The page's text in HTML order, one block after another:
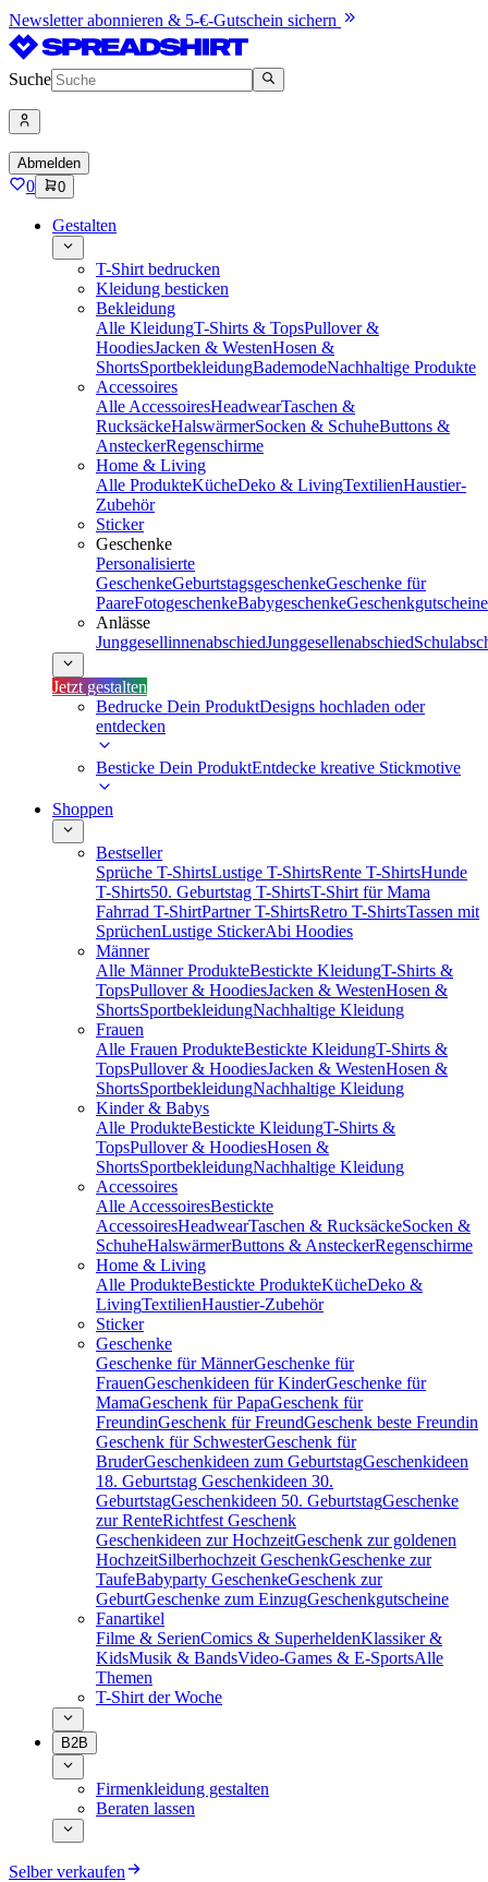
Newsletter abonnieren & 5-€-Gutschein sichern
Suche
Abmelden
0 0
Gestalten
T-Shirt bedrucken
Kleidung besticken
Bekleidung
Alle KleidungT-Shirts & TopsPullover &
HoodiesJacken & WestenHosen &
ShortsSportbekleidungBademodeNachhaltige Produkte
Accessoires
Alle AccessoiresHeadwearTaschen &
RucksäckeHalswärmerSocken & SchuheButtons &
AnsteckerRegenschirme
Home & Living
Alle ProdukteKücheDeko & LivingTextilienHaustier-
Zubehör
Sticker
Geschenke
Personalisierte
GeschenkeGeburtstagsgeschenkeGeschenke für
PaareFotogeschenkeBabygeschenkeGeschenkgutscheine
Anlässe
JunggesellinnenabschiedJunggesellenabschied
Jetzt gestalten
Bedrucke Dein ProduktDesigns hochladen oder
entdecken
Besticke Dein ProduktEntdecke kreative Stickmotive
Shoppen
Bestseller
Sprüche T-ShirtsLustige T-ShirtsRente T-ShirtsHunde
T-Shirts50. Geburtstag T-ShirtsT-Shirt für Mama
Fahrrad T-ShirtPartner T-ShirtsRetro T-ShirtsTassen mit
SprüchenLustige StickerAbi Hoodies
Männer
Alle Männer ProdukteBestickte KleidungT-Shirts &
TopsPullover & HoodiesJacken & WestenHosen &
ShortsSportbekleidungNachhaltige Kleidung
Frauen
Alle Frauen ProdukteBestickte KleidungT-Shirts &
TopsPullover & HoodiesJacken & WestenHosen &
ShortsSportbekleidungNachhaltige Kleidung
Kinder & Babys
Alle ProdukteBestickte KleidungT-Shirts &
TopsPullover & HoodiesHosen &
ShortsSportbekleidungNachhaltige Kleidung
Accessoires
Alle AccessoiresBestickte
AccessoiresHeadwearTaschen & RucksäckeSocken &
SchuheHalswärmerButtons & AnsteckerRegenschirme
Home & Living
Alle ProdukteBestickte ProdukteKücheDeko &
LivingTextilienHaustier-Zubehör
Sticker
Geschenke
Geschenke für MännerGeschenke für
FrauenGeschenkideen für KinderGeschenke für
MamaGeschenk für PapaGeschenk für
FreundinGeschenk für FreundGeschenk beste Freundin
Geschenk für SchwesterGeschenk für
BruderGeschenkideen zum GeburtstagGeschenkideen
18. Geburtstag Geschenkideen 30.
GeburtstagGeschenkideen 50. GeburtstagGeschenke
zur RenteRichtfest Geschenk
Geschenkideen zur HochzeitGeschenk zur goldenen
HochzeitSilberhochzeit GeschenkGeschenke zur
TaufeBabyparty GeschenkeGeschenk zur
GeburtGeschenke zum EinzugGeschenkgutscheine
Fanartikel
Filme & SerienComics & SuperheldenKlassiker &
KidsMusik & BandsVideo-Games & E-SportsAlle
Themen
T-Shirt der Woche
B2B
Firmenkleidung gestalten
Beraten lassen
Selber verkaufen